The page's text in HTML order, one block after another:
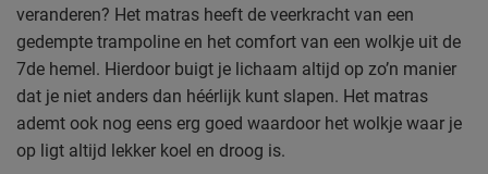
veranderen? Het matras heeft de veerkracht van een
gedempte trampoline en het comfort van een wolkje uit de
7de hemel. Hierdoor buigt je lichaam altijd op zo’n manier
dat je niet anders dan héérlijk kunt slapen. Het matras
ademt ook nog eens erg goed waardoor het wolkje waar je
op ligt altijd lekker koel en droog is.